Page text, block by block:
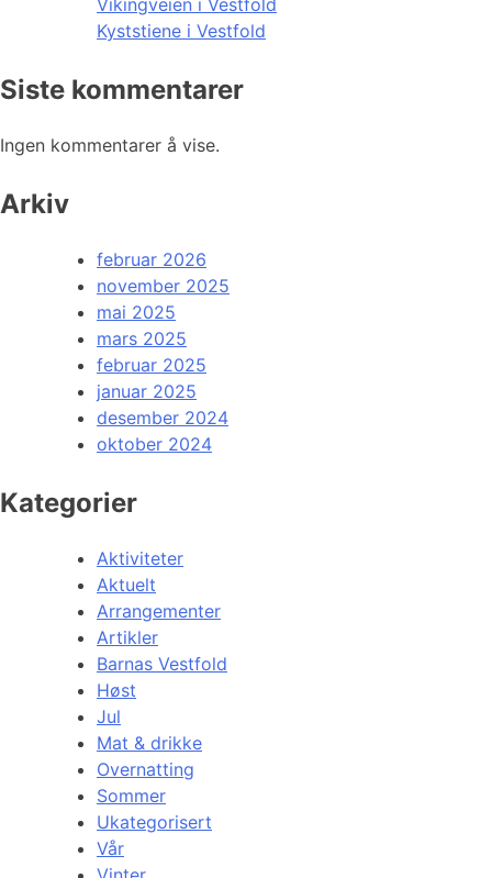
Vikingveien i Vestfold
Kyststiene i Vestfold
Siste kommentarer
Ingen kommentarer å vise.
Arkiv
februar 2026
november 2025
mai 2025
mars 2025
februar 2025
januar 2025
desember 2024
oktober 2024
Kategorier
Aktiviteter
Aktuelt
Arrangementer
Artikler
Barnas Vestfold
Høst
Jul
Mat & drikke
Overnatting
Sommer
Ukategorisert
Vår